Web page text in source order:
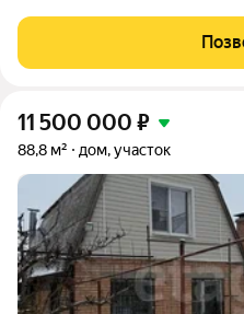
строение общей площадью 70
отдельной кухней. Дом
11 500 000 ₽
88,8 м² дом, участок